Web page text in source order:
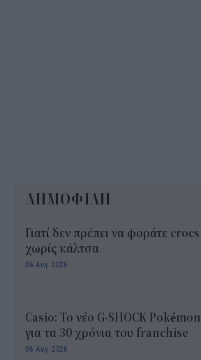
ΔΗΜΟΦΙΛΗ
Γιατί δεν πρέπει να φοράτε crocs
χωρίς κάλτσα
06 Αυγ 2026
Casio: Το νέο G-SHOCK Pokémon
για τα 30 χρόνια του franchise
06 Αυγ 2026